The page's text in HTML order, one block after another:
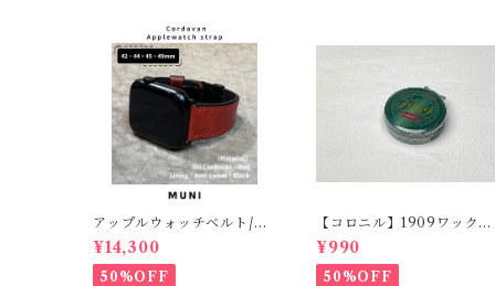
アップルウォッチベルト/オ
イルコードバン・レッド・
フラット（For 42/44/45/4
9mm）時計バンド
¥14,300
50%OFF
【コロニル】1909ワックス
ポリッシュ バーガンディ
（革靴用）
¥990
50%OFF